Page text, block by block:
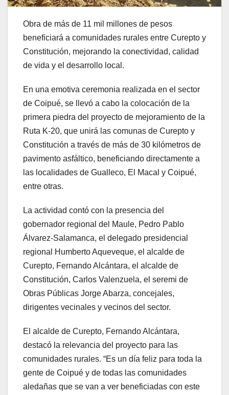
Obra de más de 11 mil millones de pesos
beneficiará a comunidades rurales entre Curepto y
Constitución, mejorando la conectividad, calidad
de vida y el desarrollo local.
En una emotiva ceremonia realizada en el sector
de Coipué, se llevó a cabo la colocación de la
primera piedra del proyecto de mejoramiento de la
Ruta K-20, que unirá las comunas de Curepto y
Constitución a través de más de 30 kilómetros de
pavimento asfáltico, beneficiando directamente a
las localidades de Gualleco, El Macal y Coipué,
entre otras.
La actividad contó con la presencia del
gobernador regional del Maule, Pedro Pablo
Álvarez-Salamanca, el delegado presidencial
regional Humberto Aqueveque, el alcalde de
Curepto, Fernando Alcántara, el alcalde de
Constitución, Carlos Valenzuela, el seremi de
Obras Públicas Jorge Abarza, concejales,
dirigentes vecinales y vecinos del sector.
El alcalde de Curepto, Fernando Alcántara,
destacó la relevancia del proyecto para las
comunidades rurales. “Es un día feliz para toda la
gente de Coipué y de todas las comunidades
aledañas que se van a ver beneficiadas con este